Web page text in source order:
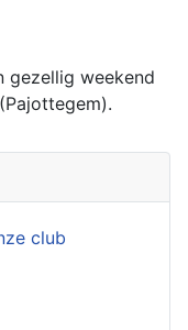
gezellig weekend
club